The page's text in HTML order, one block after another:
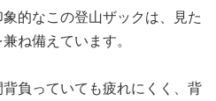
的なこの登山ザックは、見た
ね備えています。
負っていても疲れにくく、背